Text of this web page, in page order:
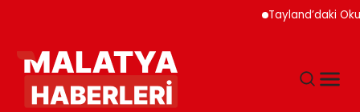
Tayland’daki Okul